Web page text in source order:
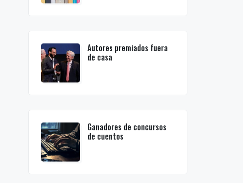
Autores premiados fuera
de casa
Ganadores de concursos
de cuentos